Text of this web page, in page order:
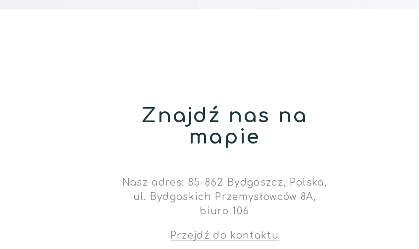
Znajdź nas na
mapie
Nasz adres: 85-862 Bydgoszcz, Polska,
ul. Bydgoskich Przemysłowców 8A,
biuro 106
Przejdź do kontaktu